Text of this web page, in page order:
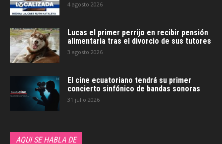
4 agosto 2026
Lucas el primer perrijo en recibir pensión
alimentaria tras el divorcio de sus tutores
3 agosto 2026
El cine ecuatoriano tendrá su primer
concierto sinfónico de bandas sonoras
31 julio 2026
AQUI SE HABLA DE